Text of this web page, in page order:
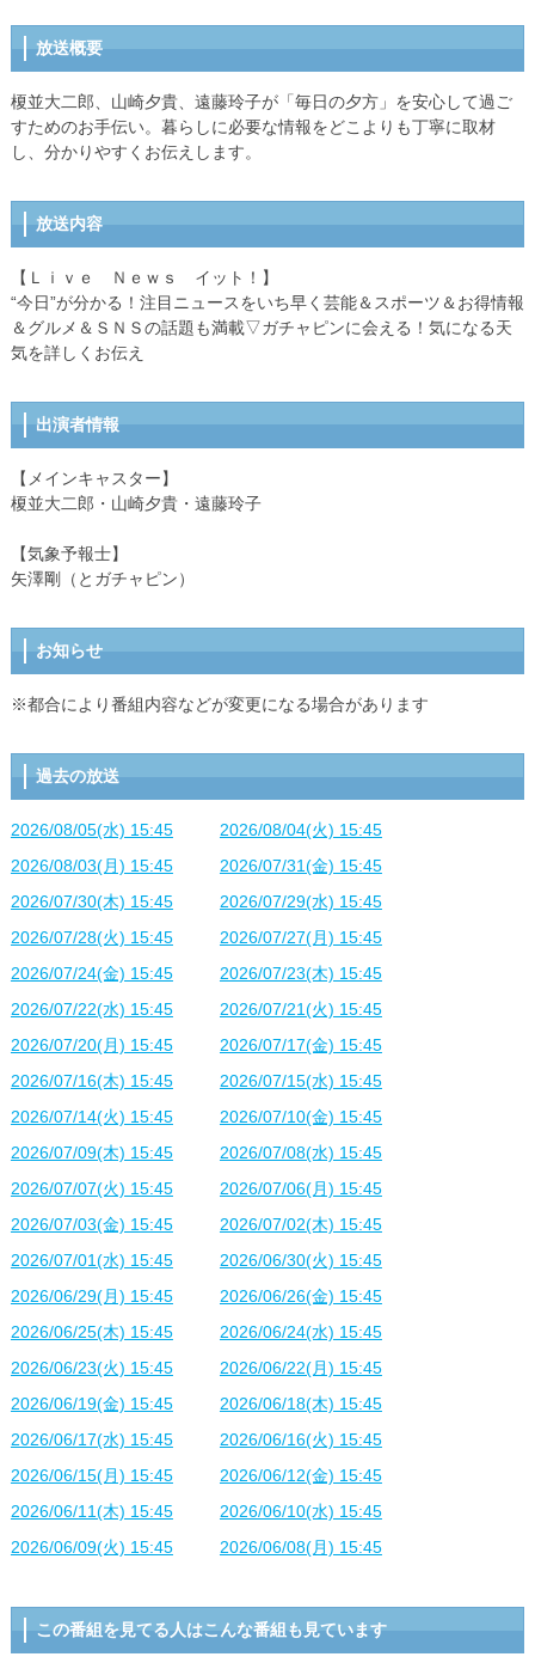
放送概要
榎並大二郎、山崎夕貴、遠藤玲子が「毎日の夕方」を安心して過ご
すためのお手伝い。暮らしに必要な情報をどこよりも丁寧に取材
し、分かりやすくお伝えします。
放送内容
【Ｌｉｖｅ Ｎｅｗｓ イット！】
“今日”が分かる！注目ニュースをいち早く芸能＆スポーツ＆お得情報
＆グルメ＆ＳＮＳの話題も満載▽ガチャピンに会える！気になる天
気を詳しくお伝え
出演者情報
【メインキャスター】
榎並大二郎・山崎夕貴・遠藤玲子
【気象予報士】
矢澤剛（とガチャピン）
お知らせ
※都合により番組内容などが変更になる場合があります
過去の放送
2026/08/05(水) 15:45
2026/08/04(火) 15:45
2026/08/03(月) 15:45
2026/07/31(金) 15:45
2026/07/30(木) 15:45
2026/07/29(水) 15:45
2026/07/28(火) 15:45
2026/07/27(月) 15:45
2026/07/24(金) 15:45
2026/07/23(木) 15:45
2026/07/22(水) 15:45
2026/07/21(火) 15:45
2026/07/20(月) 15:45
2026/07/17(金) 15:45
2026/07/16(木) 15:45
2026/07/15(水) 15:45
2026/07/14(火) 15:45
2026/07/10(金) 15:45
2026/07/09(木) 15:45
2026/07/08(水) 15:45
2026/07/07(火) 15:45
2026/07/06(月) 15:45
2026/07/03(金) 15:45
2026/07/02(木) 15:45
2026/07/01(水) 15:45
2026/06/30(火) 15:45
2026/06/29(月) 15:45
2026/06/26(金) 15:45
2026/06/25(木) 15:45
2026/06/24(水) 15:45
2026/06/23(火) 15:45
2026/06/22(月) 15:45
2026/06/19(金) 15:45
2026/06/18(木) 15:45
2026/06/17(水) 15:45
2026/06/16(火) 15:45
2026/06/15(月) 15:45
2026/06/12(金) 15:45
2026/06/11(木) 15:45
2026/06/10(水) 15:45
2026/06/09(火) 15:45
2026/06/08(月) 15:45
この番組を見てる人はこんな番組も見ています